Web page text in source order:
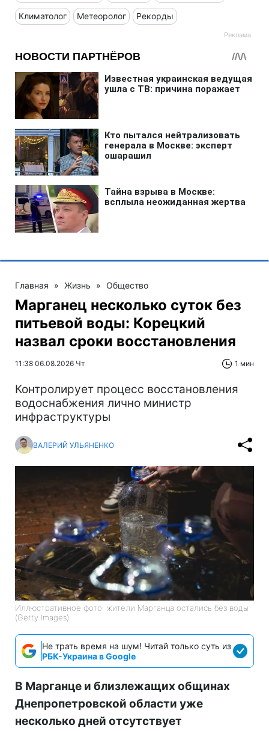
Климатолог Метеоролог Рекорды
Главная » Жизнь » Общество
Марганец несколько суток без
питьевой воды: Корецкий
назвал сроки восстановления
11:38 06.08.2026 Чт 1 мин
Контролирует процесс восстановления
водоснабжения лично министр
инфраструктуры
ВАЛЕРИЙ УЛЬЯНЕНКО
Иллюстративное фото: жители Марганца остались без воды
(Getty Images)
Не трать время на шум! Читай только суть из
РБК-Украина в Google
В Марганце и близлежащих общинах
Днепропетровской области уже
несколько дней отсутствует